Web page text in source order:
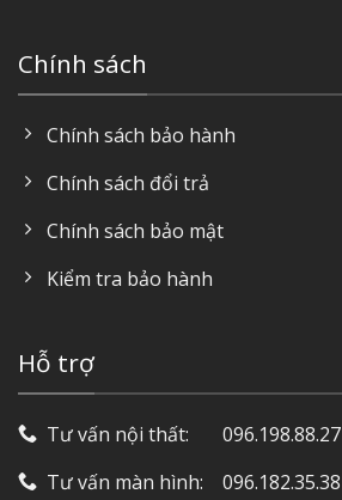
Chính sách
Chính sách bảo hành
Chính sách đổi trả
Chính sách bảo mật
Kiểm tra bảo hành
Hỗ trợ
Tư vấn nội thất: ‎ ‎ ‎ ‎ ‎ ‎ 096.198.88.27
Tư vấn màn hình: ‎ ‎ ‎ 096.182.35.38